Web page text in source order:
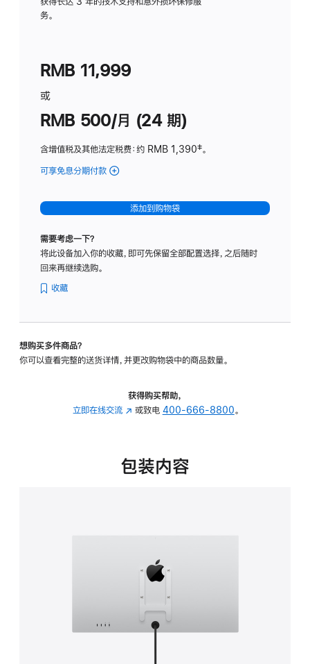
务。
RMB 11,999
或
RMB 500/月 (24 期)
含增值税及其他法定税费：约 RMB 1,390脚
‡。
可享免息分期付款 (Studio
-
标
璃
转
的
添加到购物袋
需要考虑一下？
将此设备加入你的收藏，即可先保留全部配置选择，之后随时
回来再继续选购。
收藏
想购买多件商品？
你可以查看完整的送货详情，并更改购物袋中的商品数量。
获得购买帮助，
立即在线交流 (在
中
或致电 400-666-8800。
包装内容